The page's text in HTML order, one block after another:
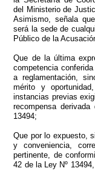
del Ministerio de
Asimismo, señala
será la sede de
Público de la
Que de la última
competencia
a reglamentación,
mérito y
instancias previas
recompensa
13494;
Que por lo expuesto,
y conveniencia,
pertinente, de
42 de la Ley Nº